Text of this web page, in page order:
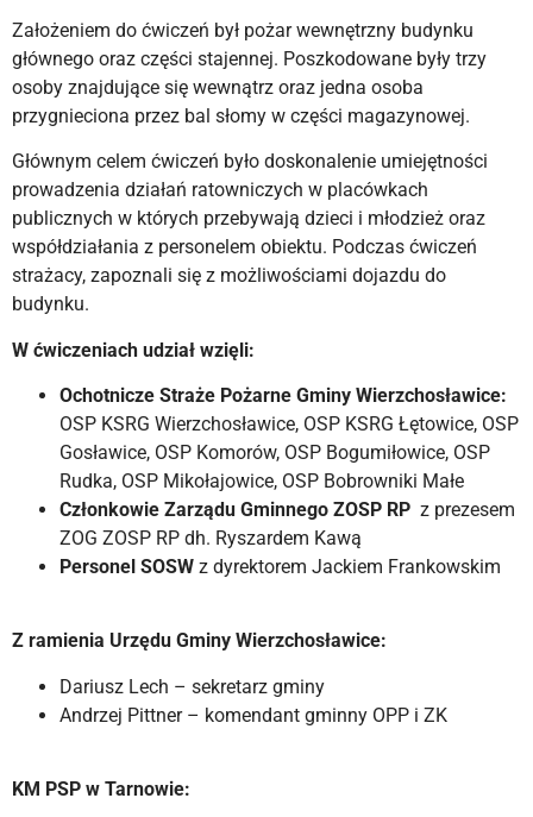
Założeniem do ćwiczeń był pożar wewnętrzny budynku
głównego oraz części stajennej. Poszkodowane były trzy
osoby znajdujące się wewnątrz oraz jedna osoba
przygnieciona przez bal słomy w części magazynowej.
Głównym celem ćwiczeń było doskonalenie umiejętności
prowadzenia działań ratowniczych w placówkach
publicznych w których przebywają dzieci i młodzież oraz
współdziałania z personelem obiektu. Podczas ćwiczeń
strażacy, zapoznali się z możliwościami dojazdu do
budynku.
W ćwiczeniach udział wzięli:
Ochotnicze Straże Pożarne Gminy Wierzchosławice:
OSP KSRG Wierzchosławice, OSP KSRG Łętowice, OSP
Gosławice, OSP Komorów, OSP Bogumiłowice, OSP
Rudka, OSP Mikołajowice, OSP Bobrowniki Małe
Członkowie Zarządu Gminnego ZOSP RP z prezesem
ZOG ZOSP RP dh. Ryszardem Kawą
Personel SOSW z dyrektorem Jackiem Frankowskim
Z ramienia Urzędu Gminy Wierzchosławice:
Dariusz Lech – sekretarz gminy
Andrzej Pittner – komendant gminny OPP i ZK
KM PSP w Tarnowie: